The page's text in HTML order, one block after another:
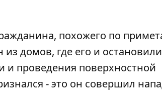
похожего по
домов, где его и остановили
и проведения поверхностной
- это он совершил